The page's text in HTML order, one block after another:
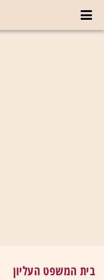
בית המשפט העליון